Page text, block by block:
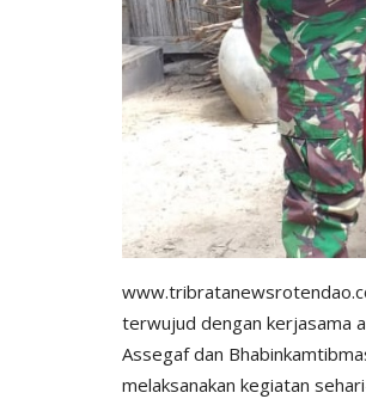
terwujud dengan kerjasama
Assegaf dan
melaksanakan kegiatan